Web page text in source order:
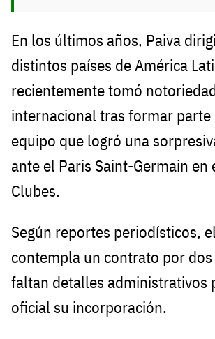
En los últimos años, Paiva
distintos países de América
recientemente tomó
internacional tras formar parte
equipo que logró una
ante el Paris Saint-Germain en
Clubes.
Según reportes periodísticos,
contempla un contrato por
faltan detalles administrativos
oficial su incorporación.